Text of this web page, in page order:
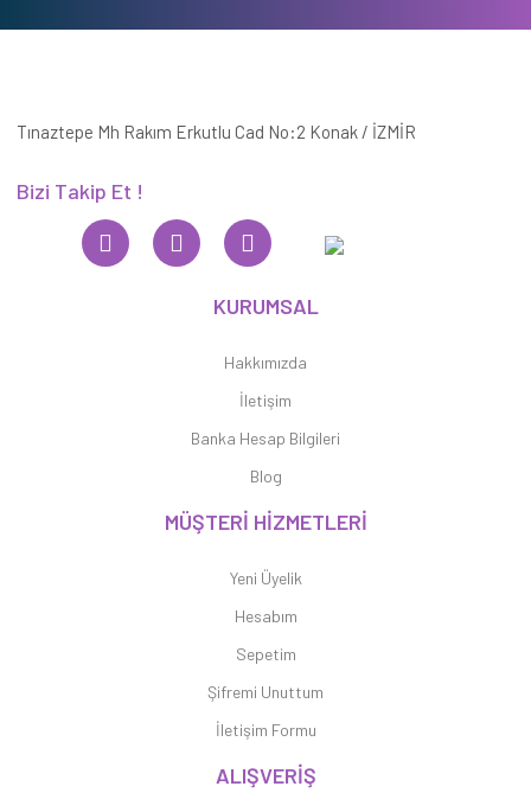
Tınaztepe Mh Rakım Erkutlu Cad No:2 Konak / İZMİR
Bizi Takip Et !
KURUMSAL
Hakkımızda
İletişim
Banka Hesap Bilgileri
Blog
MÜŞTERİ HİZMETLERİ
Yeni Üyelik
Hesabım
Sepetim
Şifremi Unuttum
İletişim Formu
ALIŞVERİŞ